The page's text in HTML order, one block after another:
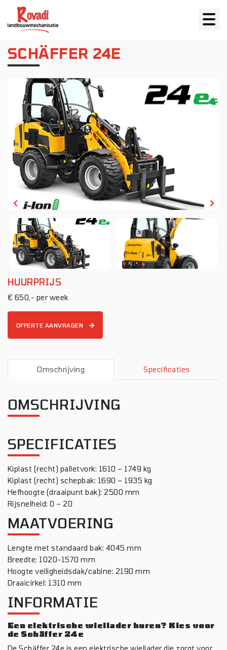
SCHÄFFER 24E
HUURPRIJS
€ 650,- per week
OFFERTE AANVRAGEN
Omschrijving Specificaties
OMSCHRIJVING
SPECIFICATIES
Kiplast (recht) palletvork: 1610 – 1749 kg
Kiplast (recht) schepbak: 1690 – 1935 kg
Hefhoogte (draaipunt bak): 2500 mm
Rijsnelheid: 0 – 20
MAATVOERING
Lengte met standaard bak: 4045 mm
Breedte: 1020-1570 mm
Hoogte veiligheidsdak/cabine: 2190 mm
Draaicirkel: 1310 mm
INFORMATIE
Een elektrische wiellader huren? Kies voor
de Schäffer 24e
De Schäffer 24e is een elektrische wiellader die zorgt voor